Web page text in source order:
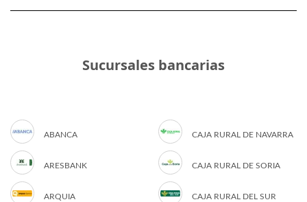
Sucursales bancarias
ABANCA
ARESBANK
ARQUIA
CAJA RURAL DE NAVARRA
CAJA RURAL DE SORIA
CAJA RURAL DEL SUR